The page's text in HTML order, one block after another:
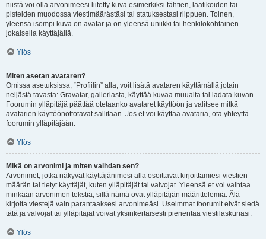
niistä voi olla arvonimeesi liitetty kuva esimerkiksi tähtien, laatikoiden tai
pisteiden muodossa viestimäärästäsi tai statuksestasi riippuen. Toinen,
yleensä isompi kuva on avatar ja on yleensä uniikki tai henkilökohtainen
jokaisella käyttäjällä.
Ylös
Miten asetan avataren?
Omissa asetuksissa, “Profiilin” alla, voit lisätä avataren käyttämällä jotain
neljästä tavasta: Gravatar, galleriasta, käyttää kuvaa muualta tai ladata kuvan.
Foorumin ylläpitäjä päättää otetaanko avataret käyttöön ja valitsee mitkä
avatarien käyttöönottotavat sallitaan. Jos et voi käyttää avataria, ota yhteyttä
foorumin ylläpitäjään.
Ylös
Mikä on arvonimi ja miten vaihdan sen?
Arvonimet, jotka näkyvät käyttäjänimesi alla osoittavat kirjoittamiesi viestien
määrän tai tietyt käyttäjät, kuten ylläpitäjät tai valvojat. Yleensä et voi vaihtaa
minkään arvonimen tekstiä, sillä nämä ovat ylläpitäjän määrittelemiä. Älä
kirjoita viestejä vain parantaaksesi arvonimeäsi. Useimmat foorumit eivät siedä
tätä ja valvojat tai ylläpitäjät voivat yksinkertaisesti pienentää viestilaskuriasi.
Ylös